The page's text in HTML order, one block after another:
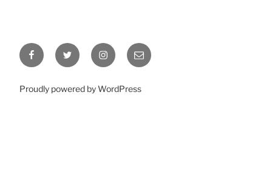
Facebook
–
Hennig
Twitter
–
Hennig
Instagram
E-
Mail
Büro
Proudly powered by WordPress